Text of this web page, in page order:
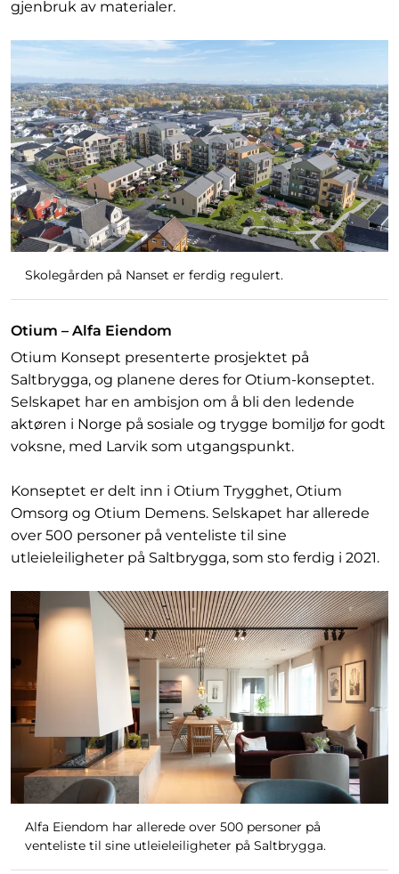
gjenbruk av materialer.
Skolegården på Nanset er ferdig regulert.
Otium – Alfa Eiendom
Otium Konsept presenterte prosjektet på
Saltbrygga, og planene deres for Otium-konseptet.
Selskapet har en ambisjon om å bli den ledende
aktøren i Norge på sosiale og trygge bomiljø for godt
voksne, med Larvik som utgangspunkt.
Konseptet er delt inn i Otium Trygghet, Otium
Omsorg og Otium Demens. Selskapet har allerede
over 500 personer på venteliste til sine
utleieleiligheter på Saltbrygga, som sto ferdig i 2021.
Alfa Eiendom har allerede over 500 personer på
venteliste til sine utleieleiligheter på Saltbrygga.